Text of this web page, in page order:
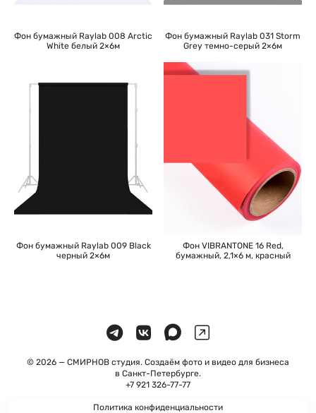
Фон бумажный Raylab 008 Arctic
White белый 2×6м
Фон бумажный Raylab 031 Storm
Grey темно-серый 2×6м
Фон бумажный Raylab 009 Black
черный 2×6м
Фон VIBRANTONE 16 Red,
бумажный, 2,1×6 м, красный
© 2026 — СМИРНОВ студия. Создаём фото и видео для бизнеса
в Санкт-Петербурге.
+7 921 326-77-77
Политика конфиденциальности